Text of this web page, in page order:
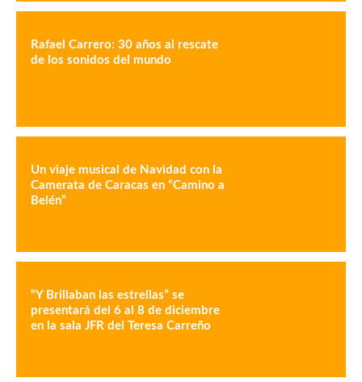
Rafael Carrero: 30 años al rescate
de los sonidos del mundo
Un viaje musical de Navidad con la
Camerata de Caracas en “Camino a
Belén”
“Y Brillaban las estrellas” se
presentará del 6 al 8 de diciembre
en la sala JFR del Teresa Carreño